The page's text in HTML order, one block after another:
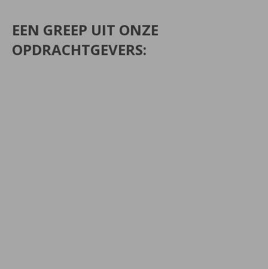
EEN GREEP UIT ONZE
OPDRACHTGEVERS: